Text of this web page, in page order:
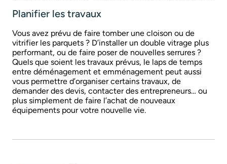
Planifier les travaux
Vous avez prévu de faire tomber une cloison ou de
vitrifier les parquets ? D’installer un double vitrage plus
performant, ou de faire poser de nouvelles serrures ?
Quels que soient les travaux prévus, le laps de temps
entre déménagement et emménagement peut aussi
vous permettre d’organiser certains travaux, de
demander des devis, contacter des entrepreneurs… ou
plus simplement de faire l’achat de nouveaux
équipements pour votre nouvelle vie.